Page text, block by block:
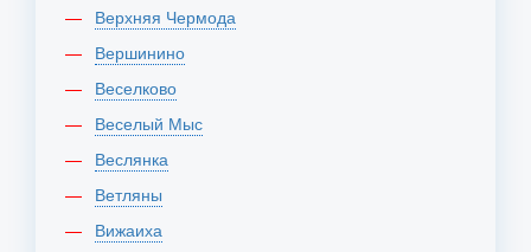
Верхняя Чермода
Вершинино
Веселково
Веселый Мыс
Веслянка
Ветляны
Вижаиха